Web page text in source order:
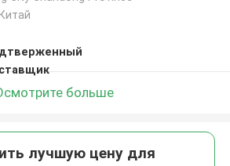
больше
лучшую цену для